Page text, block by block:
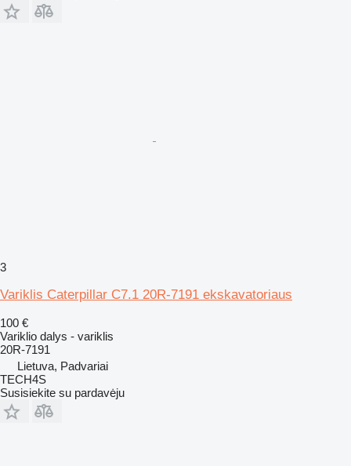
3
Variklis Caterpillar C7.1 20R-7191 ekskavatoriaus
100 €
Variklio dalys - variklis
20R-7191
Lietuva, Padvariai
TECH4S
Susisiekite su pardavėju